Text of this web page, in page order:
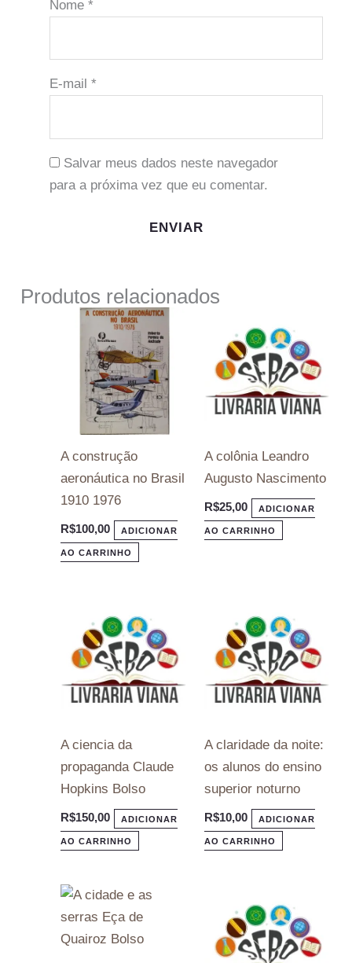
Nome *
E-mail *
Salvar meus dados neste navegador
para a próxima vez que eu comentar.
Produtos relacionados
A construção
aeronáutica no Brasil
1910 1976
R$100,00 ADICIONAR
AO CARRINHO
A colônia Leandro
Augusto Nascimento
R$25,00 ADICIONAR
AO CARRINHO
A ciencia da
propaganda Claude
Hopkins Bolso
R$150,00 ADICIONAR
AO CARRINHO
A claridade da noite:
os alunos do ensino
superior noturno
R$10,00 ADICIONAR
AO CARRINHO